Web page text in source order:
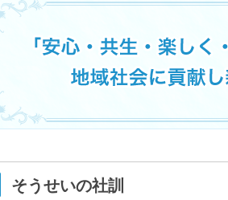
そうせいの社訓